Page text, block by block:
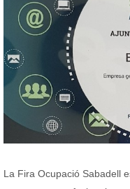
La Fira Ocupació Sabadell